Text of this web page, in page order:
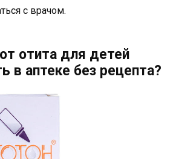
с врачом.
отита для детей
в аптеке без рецепта?